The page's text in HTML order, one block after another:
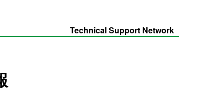
Technical Support Network